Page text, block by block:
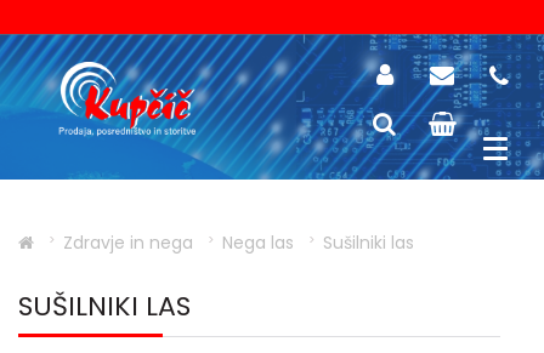
Zdravje in nega Nega las Sušilniki las
SUŠILNIKI LAS